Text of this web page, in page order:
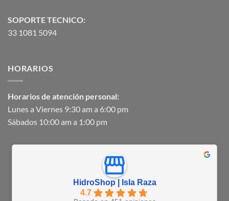
SOPORTE TECNICO:
33 1081 5094
HORARIOS
Horarios de atención personal:
Lunes a Viernes 9:30 am a 6:00 pm
Sábados 10:00 am a 1:00 pm
HidroShop | Isla Raza
4.7